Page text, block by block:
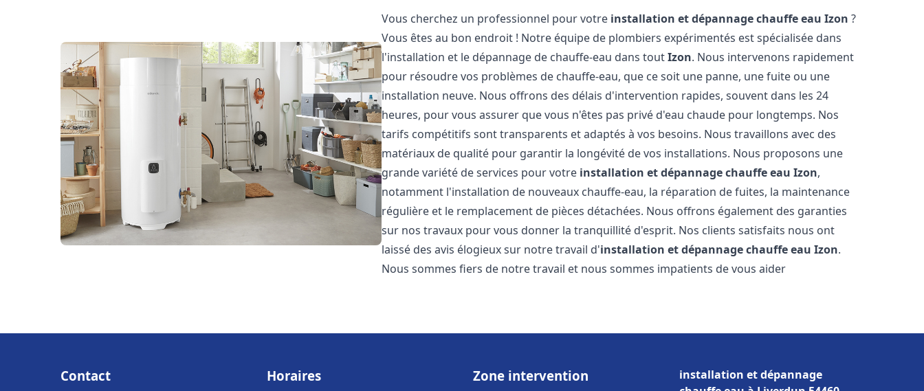
Vous cherchez un professionnel pour votre installation et dépannage chauffe eau Izon ?
Vous êtes au bon endroit ! Notre équipe de plombiers expérimentés est spécialisée dans
l'installation et le dépannage de chauffe-eau dans toutIzon. Nous intervenons rapidement
pour résoudre vos problèmes de chauffe-eau, que ce soit une panne, une fuite ou une
installation neuve. Nous offrons des délais d'intervention rapides, souvent dans les 24
heures, pour vous assurer que vous n'êtes pas privé d'eau chaude pour longtemps. Nos
tarifs compétitifs sont transparents et adaptés à vos besoins. Nous travaillons avec des
matériaux de qualité pour garantir la longévité de vos installations. Nous proposons une
grande variété de services pour votre installation et dépannage chauffe eau Izon,
notamment l'installation de nouveaux chauffe-eau, la réparation de fuites, la maintenance
régulière et le remplacement de pièces détachées. Nous offrons également des garanties
sur nos travaux pour vous donner la tranquillité d'esprit. Nos clients satisfaits nous ont
laissé des avis élogieux sur notre travail d'installation et dépannage chauffe eau Izon.
Nous sommes fiers de notre travail et nous sommes impatients de vous aider
Contact Horaires Zone intervention
installation et dépannage